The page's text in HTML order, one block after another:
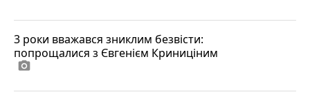
3 роки вважався зниклим безвісти:
попрощалися з Євгенієм Криниціним
photo_camera